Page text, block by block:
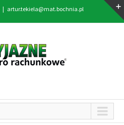
| artur.tekiela@mat.bochnia.pl